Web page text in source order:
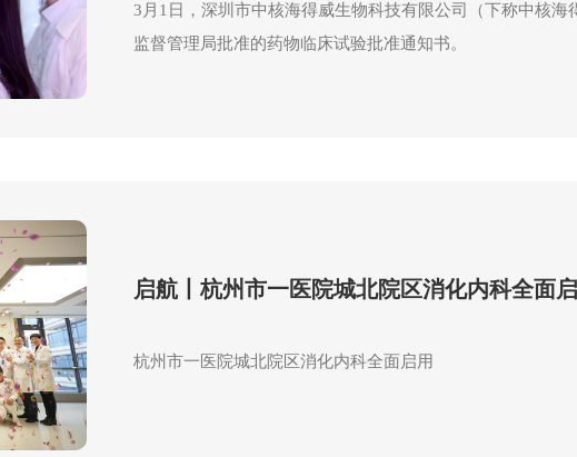
3月1日，深圳市中核海得威生物科技有限公司（下称中核
监督管理局批准的药物临床试验批准通知书。
启航丨杭州市一医院城北院区消化内科全面
杭州市一医院城北院区消化内科全面启用